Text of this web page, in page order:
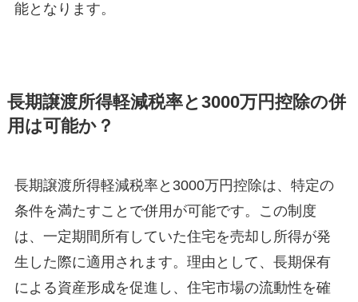
能となります。
長期譲渡所得軽減税率と3000万円控除の併
用は可能か？
長期譲渡所得軽減税率と3000万円控除は、特定の
条件を満たすことで併用が可能です。この制度
は、一定期間所有していた住宅を売却し所得が発
生した際に適用されます。理由として、長期保有
による資産形成を促進し、住宅市場の流動性を確